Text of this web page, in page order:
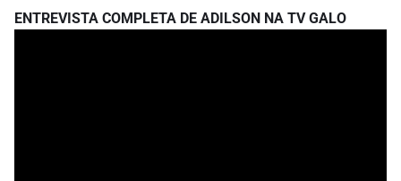
ENTREVISTA COMPLETA DE ADILSON NA TV GALO